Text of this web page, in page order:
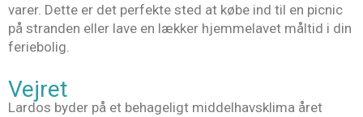
varer. Dette er det perfekte sted at købe ind til en picnic
på stranden eller lave en lækker hjemmelavet måltid i din
feriebolig.
Vejret
Lardos byder på et behageligt middelhavsklima året